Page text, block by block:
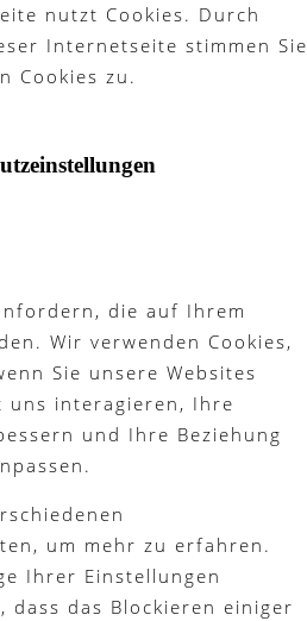
nutzt Cookies. Durch
Internetseite stimmen
Cookies zu.
die auf Ihrem
Wir verwenden Cookies,
Sie unsere Websites
uns interagieren, Ihre
und Ihre Beziehung
um mehr zu erfahren.
Ihrer Einstellungen
dass das Blockieren einiger